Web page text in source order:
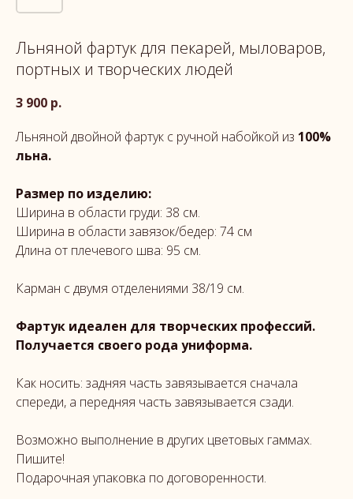
Льняной фартук для пекарей, мыловаров,
портных и творческих людей
3 900 р.
Льняной двойной фартук с ручной набойкой из 100%
льна.
Размер по изделию:
Ширина в области груди: 38 см.
Ширина в области завязок/бедер: 74 см
Длина от плечевого шва: 95 см.
Карман с двумя отделениями 38/19 см.
Фартук идеален для творческих профессий.
Получается своего рода униформа.
Как носить: задняя часть завязывается сначала
спереди, а передняя часть завязывается сзади.
Возможно выполнение в других цветовых гаммах.
Пишите!
Подарочная упаковка по договоренности.